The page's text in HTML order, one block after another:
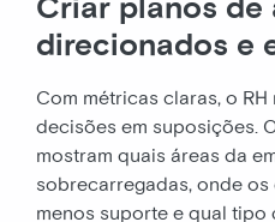
Criar planos de
direcionados e
Com métricas claras, o
decisões em suposições.
mostram quais áreas da
sobrecarregadas, onde
menos suporte e qual tipo